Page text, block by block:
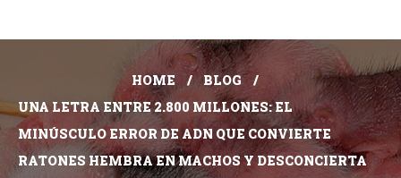
HOME
BLOG
UNA LETRA ENTRE 2.800 MILLONES: EL
MINÚSCULO ERROR DE ADN QUE CONVIERTE
RATONES HEMBRA EN MACHOS Y DESCONCIERTA